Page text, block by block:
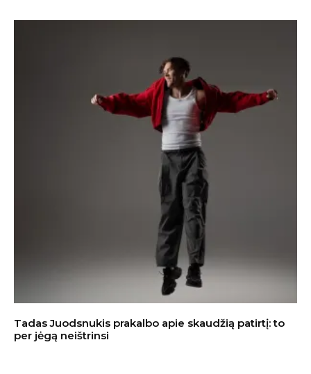
Tadas Juodsnukis prakalbo apie skaudžią patirtį: to
per jėgą neištrinsi